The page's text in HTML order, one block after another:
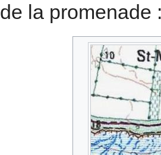
de la promenade